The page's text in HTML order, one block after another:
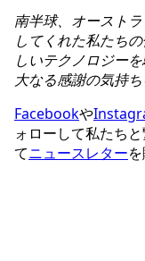
南半球、オースト
してくれた私たち
しいテクノロジー
大なる感謝の気持ち
Facebookや
ォローして私たち
てニュースレター